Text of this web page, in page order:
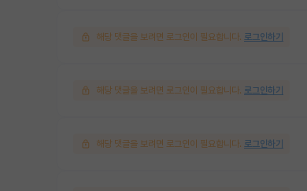
해당 댓글을 보려면 로그인이 필요합니다. 로그인하기
해당 댓글을 보려면 로그인이 필요합니다. 로그인하기
해당 댓글을 보려면 로그인이 필요합니다. 로그인하기